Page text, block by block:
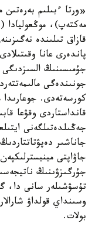
قازاق تىلىندە
پاندەرى عانا
جۇمىسىنىڭ السىزدىگى
جونىندەگى
كورسەتەدى. جوعارىدا
جەڭىلدەتىلگەنى
جاناشىر
جاۋاپتى
جۇرگىزۋىنىڭ
تۇسۋشىلەر سانى دا،
وسىنداي قولداۋ
بولات.